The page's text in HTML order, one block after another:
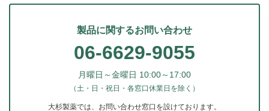
製品に関するお問い合わせ
06-6629-9055
月曜日～金曜日 10:00～17:00
（土・日・祝日・各窓口休業日を除く）
大杉製薬では、お問い合わせ窓口を設けております。